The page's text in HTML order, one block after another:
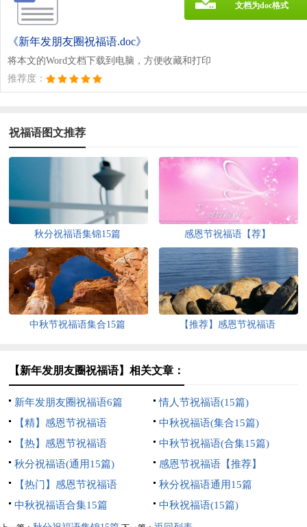
《新年发朋友圈祝福语.doc》
将本文的Word文档下载到电脑，方便收藏和打印
推荐度：
文档为doc格式
祝福语图文推荐
秋分祝福语集锦15篇 感恩节祝福语【荐】
中秋节祝福语集合15篇 【推荐】感恩节祝福语
【新年发朋友圈祝福语】相关文章：
新年发朋友圈祝福语6篇
情人节祝福语(15篇)
【精】感恩节祝福语
中秋祝福语(集合15篇)
【热】感恩节祝福语
中秋节祝福语(合集15篇)
秋分祝福语(通用15篇)
感恩节祝福语【推荐】
【热门】感恩节祝福语
秋分祝福语通用15篇
中秋祝福语合集15篇
中秋祝福语(15篇)